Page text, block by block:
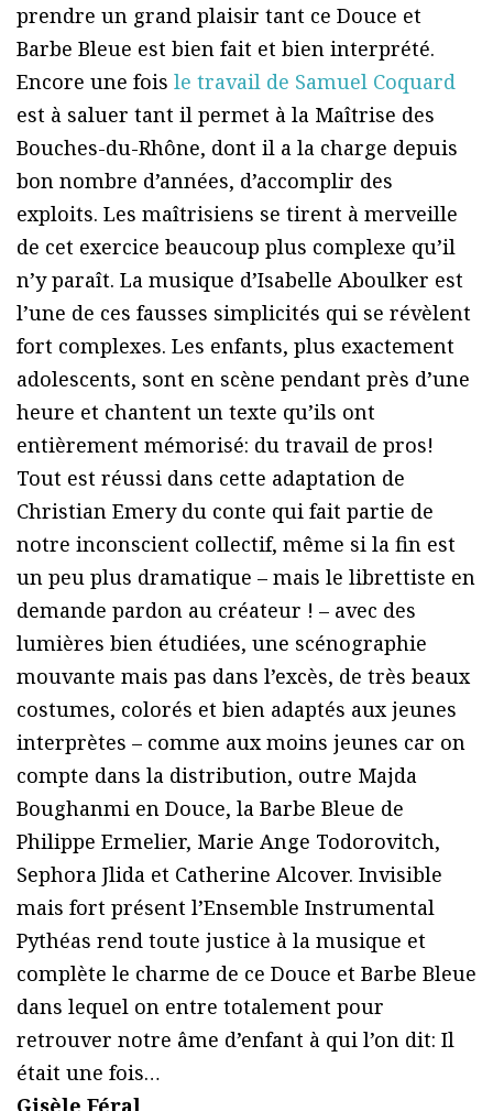
prendre un grand plaisir tant ce Douce et
Barbe Bleue est bien fait et bien interprété.
Encore une fois le travail de Samuel Coquard
est à saluer tant il permet à la Maîtrise des
Bouches-du-Rhône, dont il a la charge depuis
bon nombre d’années, d’accomplir des
exploits. Les maîtrisiens se tirent à merveille
de cet exercice beaucoup plus complexe qu’il
n’y paraît. La musique d’Isabelle Aboulker est
l’une de ces fausses simplicités qui se révèlent
fort complexes. Les enfants, plus exactement
adolescents, sont en scène pendant près d’une
heure et chantent un texte qu’ils ont
entièrement mémorisé: du travail de pros!
Tout est réussi dans cette adaptation de
Christian Emery du conte qui fait partie de
notre inconscient collectif, même si la fin est
un peu plus dramatique – mais le librettiste en
demande pardon au créateur ! – avec des
lumières bien étudiées, une scénographie
mouvante mais pas dans l’excès, de très beaux
costumes, colorés et bien adaptés aux jeunes
interprètes – comme aux moins jeunes car on
compte dans la distribution, outre Majda
Boughanmi en Douce, la Barbe Bleue de
Philippe Ermelier, Marie Ange Todorovitch,
Sephora Jlida et Catherine Alcover. Invisible
mais fort présent l’Ensemble Instrumental
Pythéas rend toute justice à la musique et
complète le charme de ce Douce et Barbe Bleue
dans lequel on entre totalement pour
retrouver notre âme d’enfant à qui l’on dit: Il
était une fois…
Gisèle Féral